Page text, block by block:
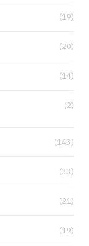
(19)
(20)
(14)
(2)
(143)
(33)
(21)
(19)